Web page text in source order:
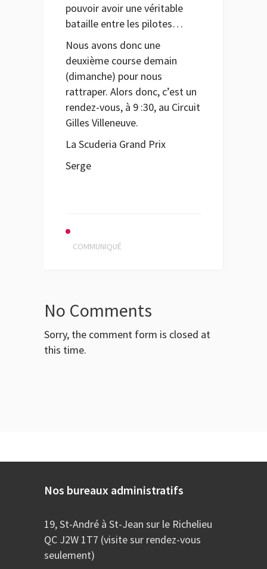
pouvoir avoir une véritable
bataille entre les pilotes…
Nous avons donc une
deuxième course demain
(dimanche) pour nous
rattraper. Alors donc, c’est un
rendez-vous, à 9 :30, au Circuit
Gilles Villeneuve.
La Scuderia Grand Prix
Serge
COMMUNIQUÉ
No Comments
Sorry, the comment form is closed at
this time.
Nos bureaux administratifs
19, St-André à St-Jean sur le Richelieu
QC J2W 1T7 (visite sur rendez-vous
seulement)